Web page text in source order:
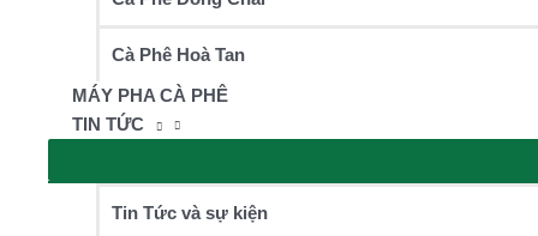
Cà Phê Hoà Tan
MÁY PHA CÀ PHÊ
TIN TỨC
Tin Tức và sự kiện